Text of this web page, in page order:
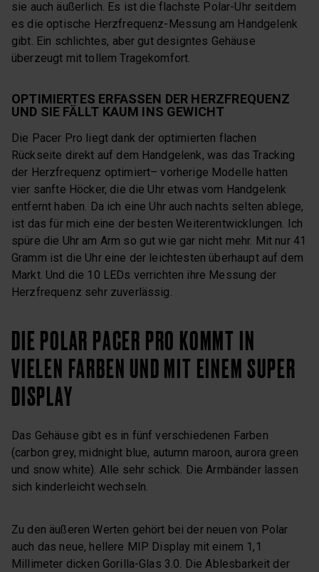
sie auch äußerlich. Es ist die flachste Polar-Uhr seitdem
es die optische Herzfrequenz-Messung am Handgelenk
gibt. Ein schlichtes, aber gut designtes Gehäuse
überzeugt mit tollem Tragekomfort.
OPTIMIERTES ERFASSEN DER HERZFREQUENZ
UND SIE FÄLLT KAUM INS GEWICHT
Die Pacer Pro liegt dank der optimierten flachen
Rückseite direkt auf dem Handgelenk, was das Tracking
der Herzfrequenz optimiert– vorherige Modelle hatten
vier sanfte Höcker, die die Uhr etwas vom Handgelenk
entfernt haben. Da ich eine Uhr auch nachts selten ablege,
ist das für mich eine der besten Weiterentwicklungen. Ich
spüre die Uhr am Arm so gut wie gar nicht mehr. Mit nur 41
Gramm ist die Uhr eine der leichtesten überhaupt auf dem
Markt. Und die 10 LEDs verrichten ihre Messung der
Herzfrequenz sehr zuverlässig.
DIE POLAR PACER PRO KOMMT IN
VIELEN FARBEN UND MIT EINEM SUPER
DISPLAY
Das Gehäuse gibt es in fünf verschiedenen Farben
(carbon grey, midnight blue, autumn maroon, aurora green
und snow white). Alle sehr schick. Die Armbänder lassen
sich kinderleicht wechseln.
Zu den äußeren Werten gehört bei der neuen von Polar
auch das neue, hellere MIP Display mit einem 1,1
Millimeter dicken Gorilla-Glas 3.0. Die Ablesbarkeit der